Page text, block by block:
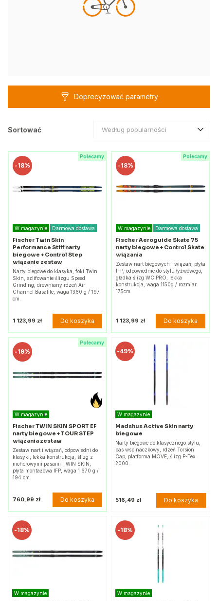
Doprecyzować parametry
Sortować Według popularności
Polecamy
-18%
W magazynie Darmowa dostawa
Fischer Twin Skin
Performance Stiff narty
biegowe + Control Step
wiązanie zestaw
Narty biegowe do klasyka, foki Twin
Skin, szlifowanie ślizgu Speed
Grinding, drewniany rdzeń Air
Channel Basalite, waga 1360 g / 197
cm.
1 123,99 zł Do koszyka
Polecamy
-18%
W magazynie Darmowa dostawa
Fischer Aeroguide Skate 75
narty biegowe + Control Skate
wiązania
Zestaw nart biegowych i wiązań, płyta
IFP, odpowiednie do stylu łyżwowego,
gładka ślizg WC PRO, lekka
konstrukcja, waga 1150g / rozmiar
175cm.
1 123,99 zł Do koszyka
Polecamy
-19%
W magazynie
Fischer TWIN SKIN SPORT EF
narty biegowe + TOUR STEP
wiązania zestaw
Zestaw nart i wiązań, odpowiedni do
klasyki, lekka konstrukcja, ślizg z
moherowymi pasami TWIN SKIN,
płyta montażowa IFP, waga 1 670 g /
194 cm.
760,99 zł Do koszyka
-49%
W magazynie
Madshus Active Skin narty
biegowe
Narty biegowe do klasycznego stylu,
pas wspinaczkowy, rdzeń Torsion
Cap, platforma MOVE, ślizg P-Tex
2000.
516,49 zł Do koszyka
-18%
W magazynie
-18%
W magazynie